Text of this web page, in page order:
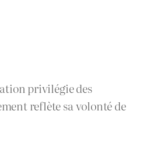
privilégie des
reflète sa volonté de